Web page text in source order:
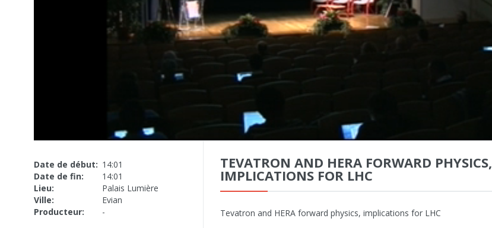
Date de début: 14:01
Date de fin:
14:01
Lieu:
Palais Lumière
Ville:
Evian
Producteur:
-
TEVATRON AND HERA FORWARD PHYSICS,
IMPLICATIONS FOR LHC
Tevatron and HERA forward physics, implications for LHC